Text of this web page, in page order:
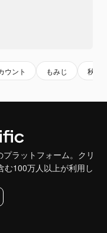
ウント もみじ 秋の
ラットフォーム。クリ
む100万人以上が利用し